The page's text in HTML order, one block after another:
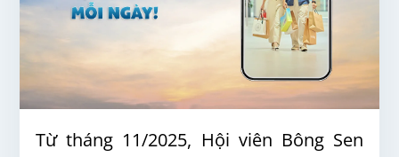
Từ tháng 11/2025, Hội viên Bông Sen